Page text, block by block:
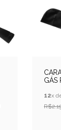
GÁS
12x